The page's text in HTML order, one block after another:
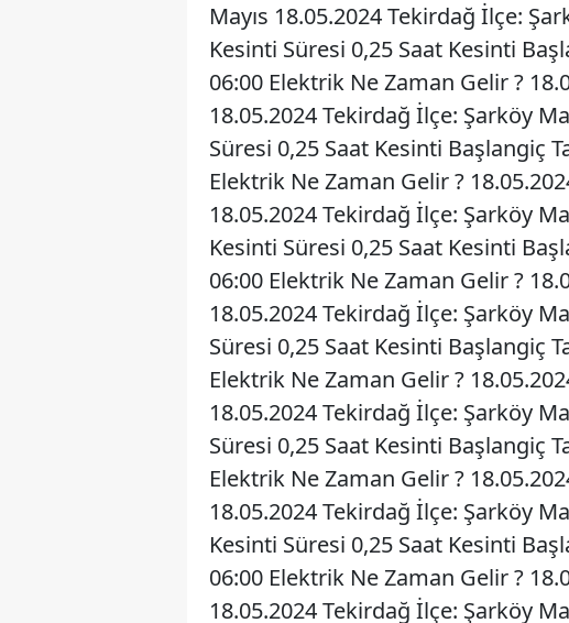
Mayıs 18.05.2024 Tekirdağ İlçe:
Kesinti Süresi 0,25 Saat Kesinti
06:00 Elektrik Ne Zaman Gelir ?
18.05.2024 Tekirdağ İlçe: Şarköy
Süresi 0,25 Saat Kesinti Başlangiç
Elektrik Ne Zaman Gelir ?
18.05.2024 Tekirdağ İlçe: Şarköy
Kesinti Süresi 0,25 Saat Kesinti
06:00 Elektrik Ne Zaman Gelir ?
18.05.2024 Tekirdağ İlçe: Şarköy
Süresi 0,25 Saat Kesinti Başlangiç
Elektrik Ne Zaman Gelir ?
18.05.2024 Tekirdağ İlçe: Şarköy
Süresi 0,25 Saat Kesinti Başlangiç
Elektrik Ne Zaman Gelir ?
18.05.2024 Tekirdağ İlçe: Şarköy
Kesinti Süresi 0,25 Saat Kesinti
06:00 Elektrik Ne Zaman Gelir ?
18.05.2024 Tekirdağ İlçe: Şarköy